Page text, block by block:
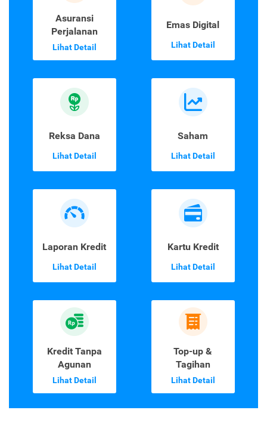
Asuransi
Perjalanan
Lihat Detail
Emas Digital
Lihat Detail
Reksa Dana
Lihat Detail
Saham
Lihat Detail
Laporan Kredit
Lihat Detail
Kartu Kredit
Lihat Detail
Kredit Tanpa
Agunan
Lihat Detail
Top-up &
Tagihan
Lihat Detail